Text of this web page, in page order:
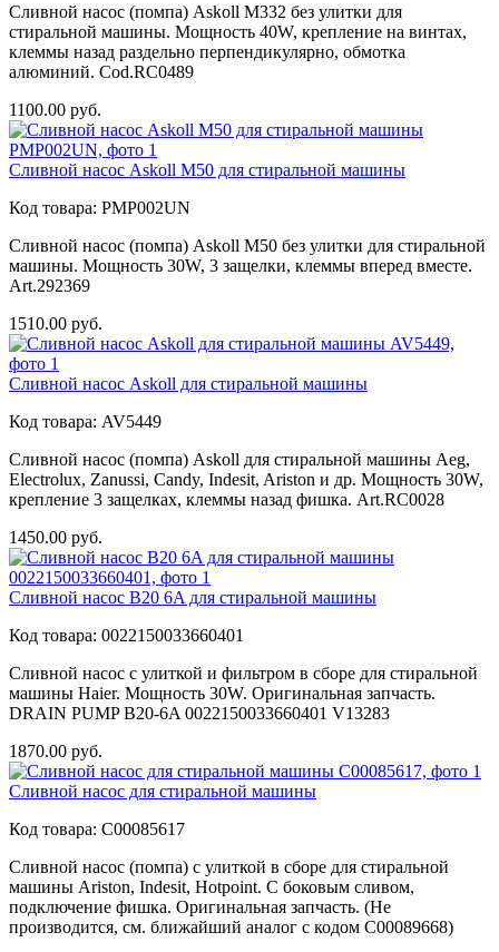
Сливной насос (помпа) Askoll M332 без улитки для
стиральной машины. Мощность 40W, крепление на винтах,
клеммы назад раздельно перпендикулярно, обмотка
алюминий. Cod.RC0489
1100.00 руб.
Сливной насос Askoll M50 для стиральной машины
Код товара: PMP002UN
Сливной насос (помпа) Askoll M50 без улитки для стиральной
машины. Мощность 30W, 3 защелки, клеммы вперед вместе.
Art.292369
1510.00 руб.
Сливной насос Askoll для стиральной машины
Код товара: AV5449
Сливной насос (помпа) Askoll для стиральной машины Aeg,
Electrolux, Zanussi, Candy, Indesit, Ariston и др. Мощность 30W,
крепление 3 защелках, клеммы назад фишка. Art.RC0028
1450.00 руб.
Сливной насос B20 6A для стиральной машины
Код товара: 0022150033660401
Сливной насос с улиткой и фильтром в сборе для стиральной
машины Haier. Мощность 30W. Оригинальная запчасть.
DRAIN PUMP B20-6A 0022150033660401 V13283
1870.00 руб.
Сливной насос для стиральной машины
Код товара: C00085617
Сливной насос (помпа) с улиткой в сборе для стиральной
машины Ariston, Indesit, Hotpoint. С боковым сливом,
подключение фишка. Оригинальная запчасть. (Не
производится, см. ближайший аналог с кодом C00089668)